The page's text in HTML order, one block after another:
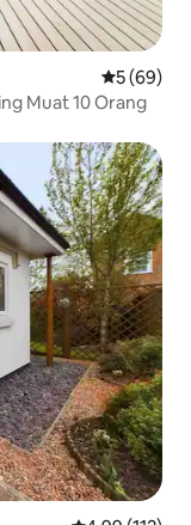
Penarafan
5 (69)
Muat 10 Orang